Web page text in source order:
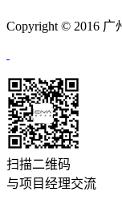
Copyright © 2016
扫描二维码
与项目经理交流